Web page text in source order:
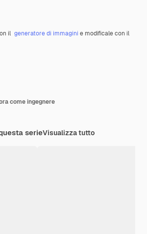
il generatore di immagini e modificale con il
come ingegnere
serieVisualizza tutto